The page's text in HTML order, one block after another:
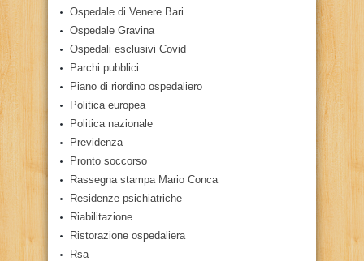
Ospedale di Venere Bari
Ospedale Gravina
Ospedali esclusivi Covid
Parchi pubblici
Piano di riordino ospedaliero
Politica europea
Politica nazionale
Previdenza
Pronto soccorso
Rassegna stampa Mario Conca
Residenze psichiatriche
Riabilitazione
Ristorazione ospedaliera
Rsa